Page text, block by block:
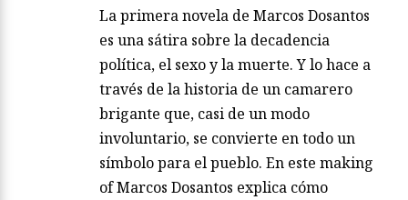
La primera novela de Marcos Dosantos
es una sátira sobre la decadencia
política, el sexo y la muerte. Y lo hace a
través de la historia de un camarero
brigante que, casi de un modo
involuntario, se convierte en todo un
símbolo para el pueblo. En este making
of Marcos Dosantos explica cómo